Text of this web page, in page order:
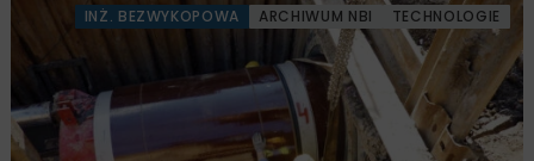
INŻ. BEZWYKOPOWA ARCHIWUM NBI TECHNOLOGIE